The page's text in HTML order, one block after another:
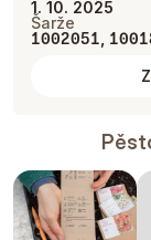
1. 10. 2025
Šarže
1002051